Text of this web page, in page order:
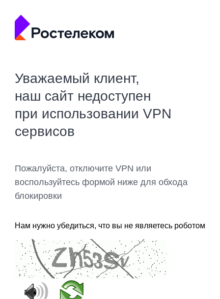
Уважаемый клиент,
наш сайт недоступен
при использовании VPN
сервисов
Пожалуйста, отключите VPN или
воспользуйтесь формой ниже для обхода
блокировки
Нам нужно убедиться, что вы не являетесь роботом